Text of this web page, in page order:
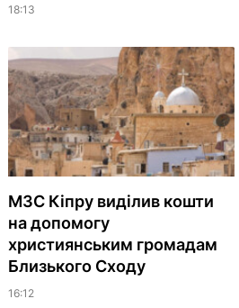
18:13
МЗС Кіпру виділив кошти
на допомогу
християнським громадам
Близького Сходу
16:12